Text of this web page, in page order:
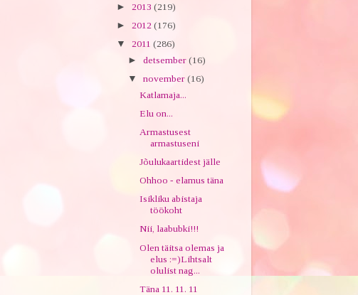
► 2013 (219)
► 2012 (176)
▼ 2011 (286)
► detsember (16)
▼ november (16)
Katlamaja...
Elu on...
Armastusest
armastuseni
Jõulukaartidest jälle
Ohhoo - elamus täna
Isikliku abistaja
töökoht
Nii, laabubki!!!
Olen täitsa olemas ja
elus :=)Lihtsalt
olulist nag...
Täna 11. 11. 11